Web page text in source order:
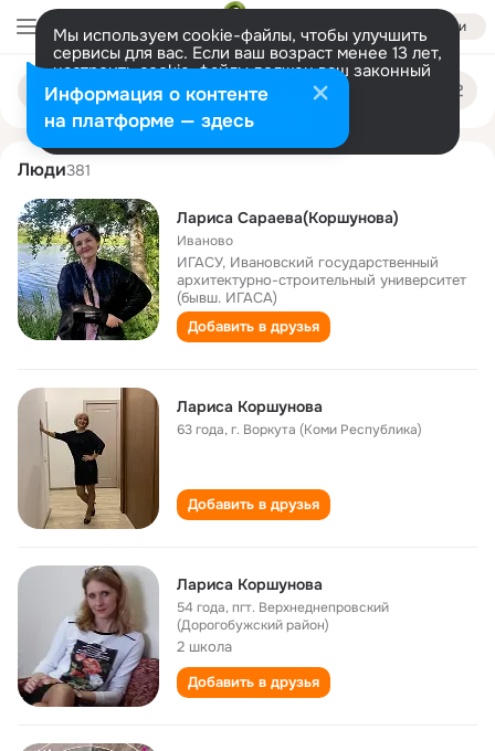
Войти
Мы используем cookie-файлы, чтобы улучшить
сервисы для вас. Если ваш возраст менее 13 лет,
настроить cookie-файлы должен ваш законный
представитель. Больше информации
Разрешить все Настроить
Поиск
людям
larisa korshunova
Люди381
Лариса Сараева(Коршунова)
Иваново
ИГАСУ, Ивановский государственный
архитектурно-строительный университет
(бывш. ИГАСА)
Добавить в друзья
Лариса Коршунова
63 года,г. Воркута (Коми Республика)
Добавить в друзья
Лариса Коршунова
54 года,пгт. Верхнеднепровский
(Дорогобужский район)
2 школа
Добавить в друзья
Информация о контенте
на платформе — здесь